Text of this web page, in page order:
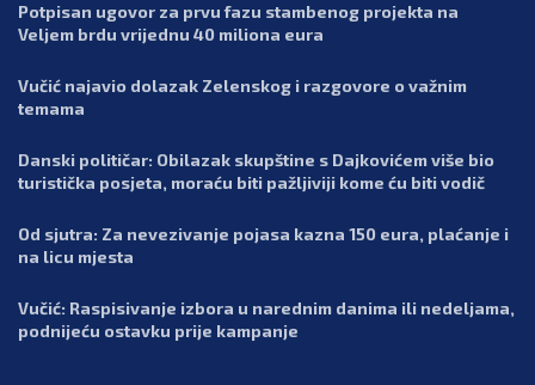
Potpisan ugovor za prvu fazu stambenog projekta na
Veljem brdu vrijednu 40 miliona eura
Vučić najavio dolazak Zelenskog i razgovore o važnim
temama
Danski političar: Obilazak skupštine s Dajkovićem više bio
turistička posjeta, moraću biti pažljiviji kome ću biti vodič
Od sjutra: Za nevezivanje pojasa kazna 150 eura, plaćanje i
na licu mjesta
Vučić: Raspisivanje izbora u narednim danima ili nedeljama,
podnijeću ostavku prije kampanje